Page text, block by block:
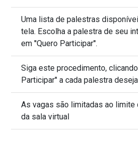
Uma lista de palestras
tela. Escolha a palestra de seu
em ''Quero Participar''.
Siga este procedimento,
Participar'' a cada palestra
As vagas são limitadas ao limite
da sala virtual